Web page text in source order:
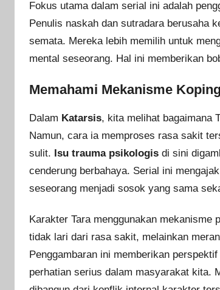
Fokus utama dalam serial ini adalah
Penulis naskah dan sutradara berusaha
semata. Mereka lebih memilih untuk
mental seseorang. Hal ini memberikan
Memahami Mekanisme
Dalam Katarsis, kita melihat bagaimana
Namun, cara ia memproses rasa sakit
sulit. Isu trauma psikologis di sini
cenderung berbahaya. Serial ini
seseorang menjadi sosok yang sama
Karakter Tara menggunakan
tidak lari dari rasa sakit, melainkan
Penggambaran ini memberikan
perhatian serius dalam masyarakat kita.